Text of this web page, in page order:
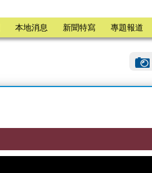
本地消息 新聞特寫 專題報道